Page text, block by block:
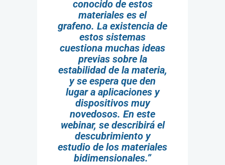
conocido de estos
materiales es el
grafeno. La existencia de
estos sistemas
cuestiona muchas ideas
previas sobre la
estabilidad de la materia,
y se espera que den
lugar a aplicaciones y
dispositivos muy
novedosos. En este
webinar, se describirá el
descubrimiento y
estudio de los materiales
bidimensionales.”